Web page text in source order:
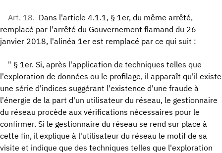
Art. 18. Dans l'article 4.1.1, § 1er, du même arrêté,
remplacé par l'arrêté du Gouvernement flamand du 26
janvier 2018, l'alinéa 1er est remplacé par ce qui suit :
" § 1er. Si, après l'application de techniques telles que
l'exploration de données ou le profilage, il apparaît qu'il existe
une série d'indices suggérant l'existence d'une fraude à
l'énergie de la part d'un utilisateur du réseau, le gestionnaire
du réseau procède aux vérifications nécessaires pour le
confirmer. Si le gestionnaire du réseau se rend sur place à
cette fin, il explique à l'utilisateur du réseau le motif de sa
visite et indique que des techniques telles que l'exploration